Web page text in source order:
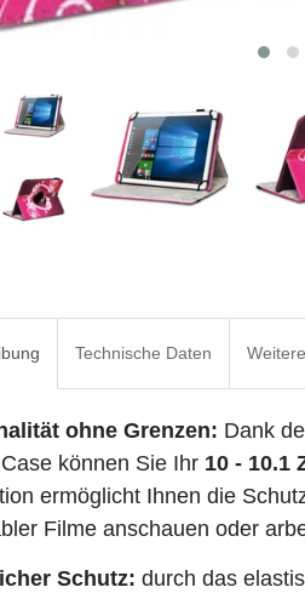
Technische Daten
ohne Grenzen: Dank
können Sie Ihr 10 - 10.1
ermöglicht Ihnen die
Filme anschauen oder
Schutz: durch das